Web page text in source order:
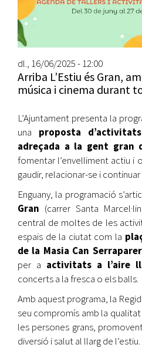
dl., 16/06/2025 - 12:00
Arriba L’Estiu és Gran,
música i cinema durant
L’Ajuntament presenta la
una proposta
adreçada a la gent gran
fomentar l’envelliment actiu
gaudir, relacionar-se i
Enguany, la programació
Gran (carrer Santa
central de moltes de les
espais de la ciutat com la
de la Masia Can
per a activitats a l’aire
concerts a la fresca o els balls.
Amb aquest programa, la
seu compromís amb la
les persones grans,
diversió i salut al llarg de l’estiu.